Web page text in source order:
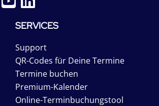
SERVICES
Support
QR-Codes für Deine Termine
Termine buchen
Premium-Kalender
Online-Terminbuchungstool